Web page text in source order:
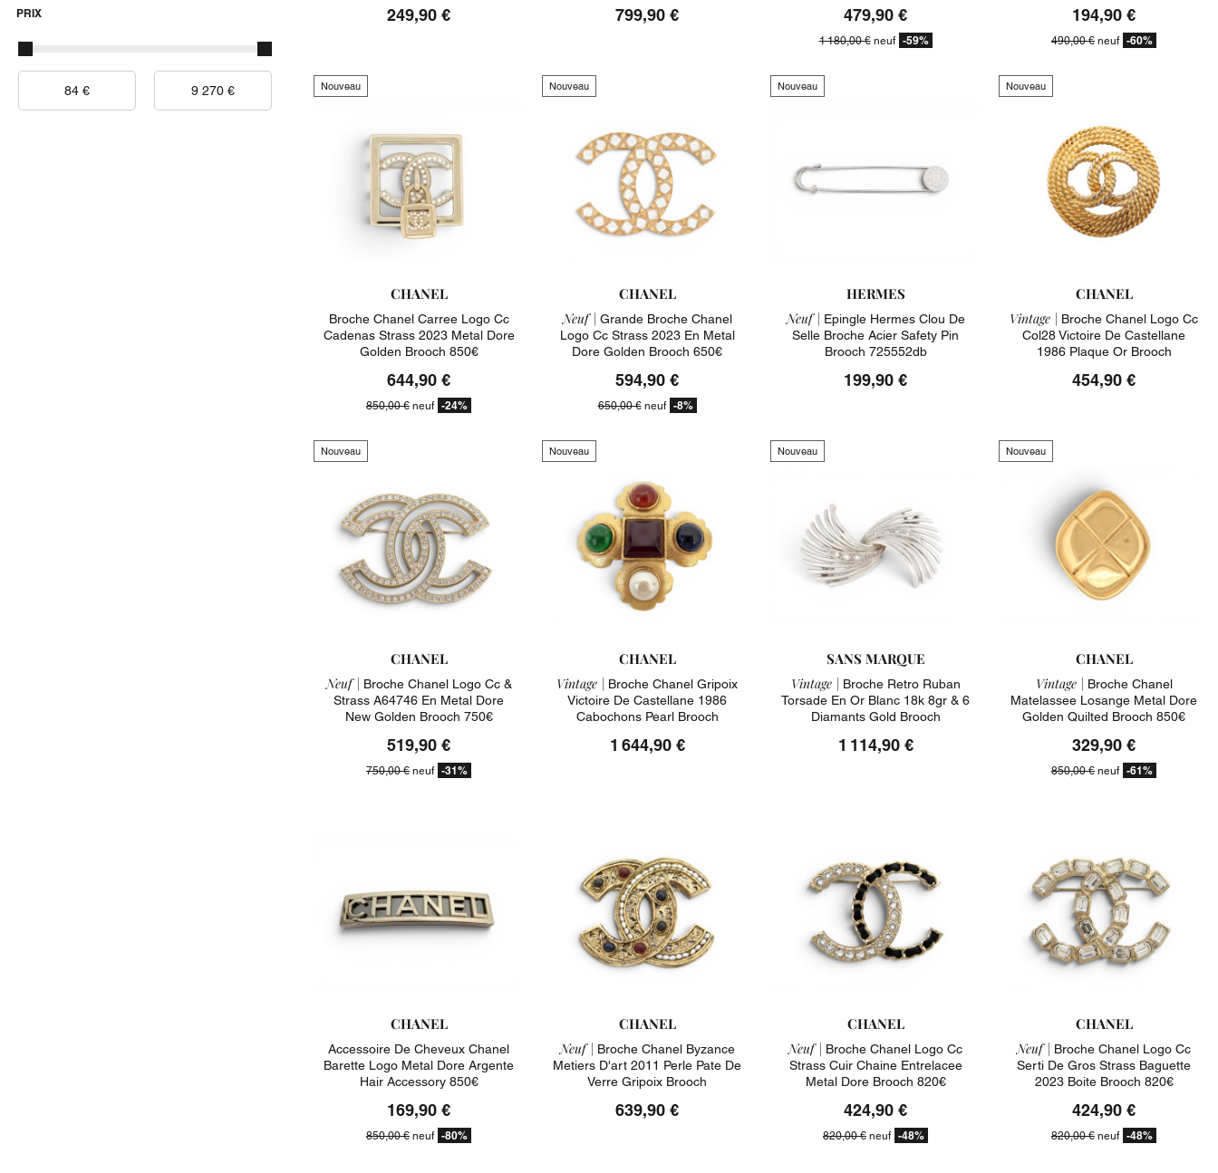
PRIX 249,90 € 799,90 € 479,90 €
1 180,00 €neuf -59%
194,90 €
490,00 € neuf -60%
Nouveau
CHANEL
Broche Chanel Carree Logo Cc
Cadenas Strass 2023 Metal Dore
Golden Brooch 850€
644,90 €
850,00 € neuf -24%
Nouveau
CHANEL
Neuf | Grande Broche Chanel
Logo Cc Strass 2023 En Metal
Dore Golden Brooch 650€
594,90 €
650,00 €neuf -8%
Nouveau
HERMES
Neuf | Epingle Hermes Clou De
Selle Broche Acier Safety Pin
Brooch 725552db
199,90 €
Nouveau
CHANEL
Vintage | Broche Chanel Logo Cc
Col28 Victoire De Castellane
1986 Plaque Or Brooch
454,90 €
Nouveau
CHANEL
Neuf | Broche Chanel Logo Cc &
Strass A64746 En Metal Dore
New Golden Brooch 750€
519,90 €
750,00 € neuf -31%
Nouveau
CHANEL
Vintage | Broche Chanel Gripoix
Victoire De Castellane 1986
Cabochons Pearl Brooch
1 644,90 €
Nouveau
SANS MARQUE
Vintage | Broche Retro Ruban
Torsade En Or Blanc 18k 8gr & 6
Diamants Gold Brooch
1 114,90 €
Nouveau
CHANEL
Vintage | Broche Chanel
Matelassee Losange Metal Dore
Golden Quilted Brooch 850€
329,90 €
850,00 € neuf -61%
CHANEL
Accessoire De Cheveux Chanel
Barette Logo Metal Dore Argente
Hair Accessory 850€
169,90 €
850,00 € neuf -80%
CHANEL
Neuf | Broche Chanel Byzance
Metiers D'art 2011 Perle Pate De
Verre Gripoix Brooch
639,90 €
CHANEL
Neuf | Broche Chanel Logo Cc
Strass Cuir Chaine Entrelacee
Metal Dore Brooch 820€
424,90 €
820,00 € neuf -48%
CHANEL
Neuf | Broche Chanel Logo Cc
Serti De Gros Strass Baguette
2023 Boite Brooch 820€
424,90 €
820,00 € neuf -48%